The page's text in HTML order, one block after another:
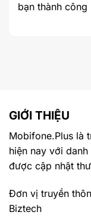
bạn thành công
GIỚI THIỆU
Mobifone.Plus là
hiện nay với
được cập nhật
Đơn vị truyền
Biztech